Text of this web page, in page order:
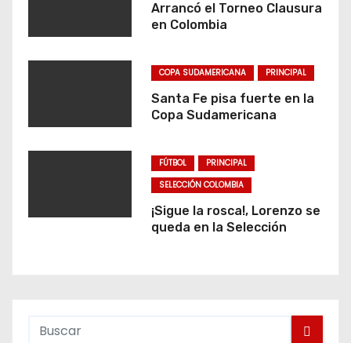
Arrancó el Torneo Clausura
en Colombia
COPA SUDAMERICANA PRINCIPAL
Santa Fe pisa fuerte en la
Copa Sudamericana
FÚTBOL
PRINCIPAL
SELECCIÓN COLOMBIA
¡Sigue la rosca!, Lorenzo se
queda en la Selección